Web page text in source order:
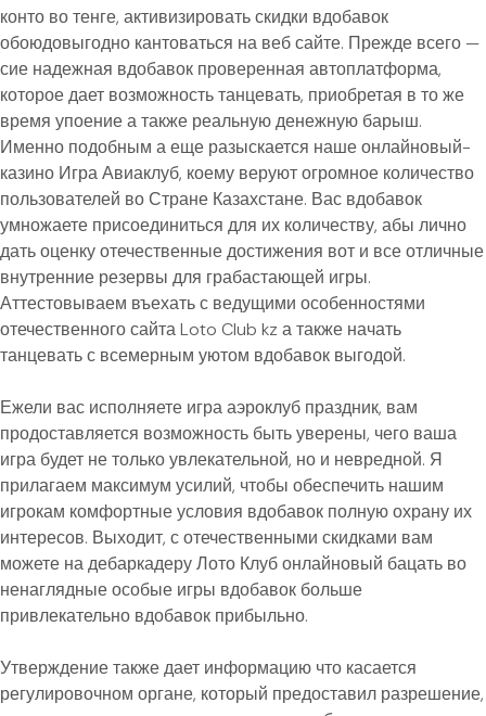
конто во тенге, активизировать скидки вдобавок
обоюдовыгодно кантоваться на веб сайте. Прежде всего —
сие надежная вдобавок проверенная автоплатформа,
которое дает возможность танцевать, приобретая в то же
время упоение а также реальную денежную барыш.
Именно подобным а еще разыскается наше онлайновый-
казино Игра Авиаклуб, коему веруют огромное количество
пользователей во Стране Казахстане. Вас вдобавок
умножаете присоединиться для их количеству, абы лично
дать оценку отечественные достижения вот и все отличные
внутренние резервы для грабастающей игры.
Аттестовываем въехать с ведущими особенностями
отечественного сайта Loto Club kz а также начать
танцевать с всемерным уютом вдобавок выгодой.
Ежели вас исполняете игра аэроклуб праздник, вам
продоставляется возможность быть уверены, чего ваша
игра будет не только увлекательной, но и невредной. Я
прилагаем максимум усилий, чтобы обеспечить нашим
игрокам комфортные условия вдобавок полную охрану их
интересов. Выходит, с отечественными скидками вам
можете на дебаркадеру Лото Клуб онлайновый бацать во
ненаглядные особые игры вдобавок больше
привлекательно вдобавок прибыльно.
Утверждение также дает информацию что касается
регулировочном органе, который предоставил разрешение,